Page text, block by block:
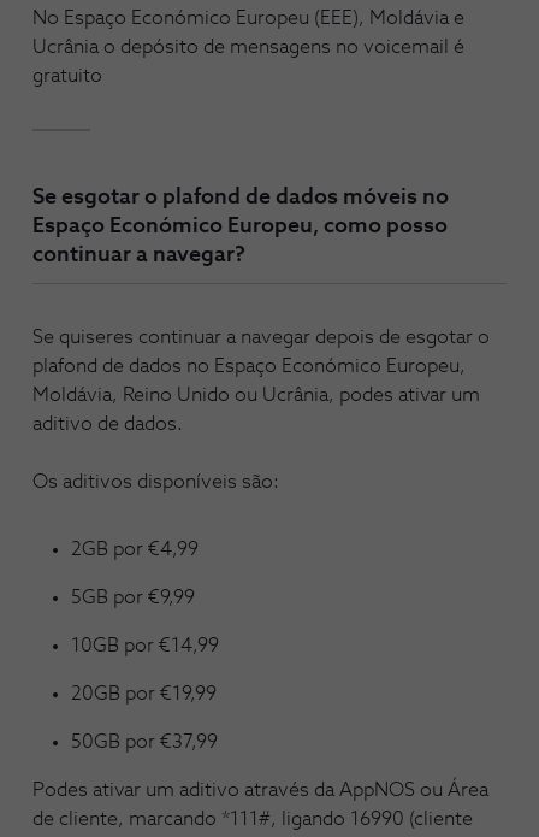
No Espaço Económico Europeu (EEE), Moldávia e
Ucrânia o depósito de mensagens no voicemail é
gratuito
Se esgotar o plafond de dados móveis no
Espaço Económico Europeu, como posso
continuar a navegar?
Se quiseres continuar a navegar depois de esgotar o
plafond de dados no Espaço Económico Europeu,
Moldávia, Reino Unido ou Ucrânia, podes ativar um
aditivo de dados.
Os aditivos disponíveis são:
2GB por €4,99
5GB por €9,99
10GB por €14,99
20GB por €19,99
50GB por €37,99
Podes ativar um aditivo através da AppNOS ou Área
de cliente, marcando *111#, ligando 16990 (cliente